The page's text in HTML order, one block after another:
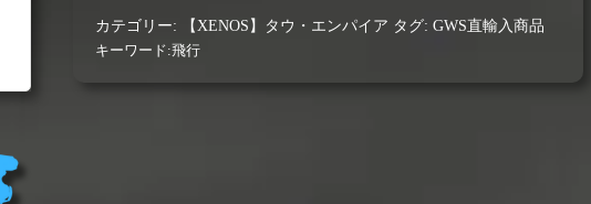
入）】
タ
ク
カテゴリー: 【XENOS】タウ・エンパイア タグ:GWS直輸入商品
キーワード:飛行